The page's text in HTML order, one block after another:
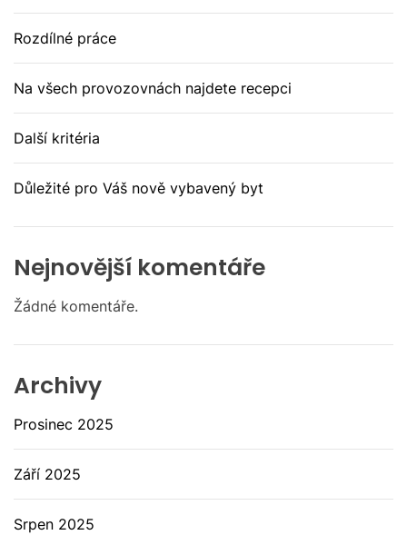
Rozdílné práce
Na všech provozovnách najdete recepci
Další kritéria
Důležité pro Váš nově vybavený byt
Nejnovější komentáře
Žádné komentáře.
Archivy
Prosinec 2025
Září 2025
Srpen 2025